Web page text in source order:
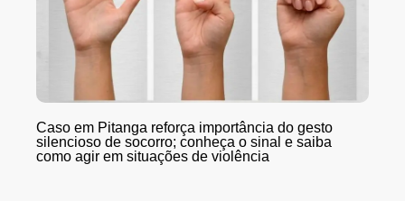
Caso em Pitanga reforça importância do gesto
silencioso de socorro; conheça o sinal e saiba
como agir em situações de violência